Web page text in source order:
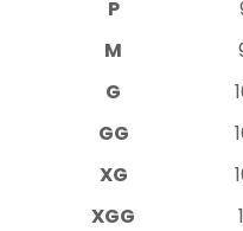
P
M
G
GG
XG
XGG